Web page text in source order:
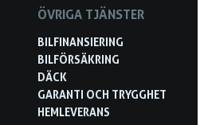
ÖVRIGA TJÄNSTER
BILFINANSIERING
BILFÖRSÄKRING
DÄCK
GARANTI OCH TRYGGHET
HEMLEVERANS